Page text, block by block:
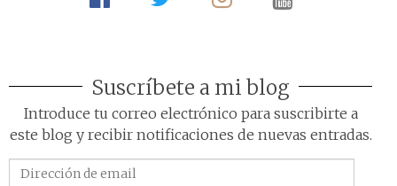
Suscríbete a mi blog
Introduce tu correo electrónico para suscribirte a
este blog y recibir notificaciones de nuevas entradas.